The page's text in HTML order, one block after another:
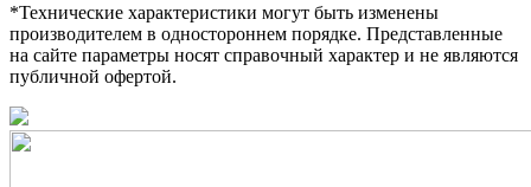
*Технические характеристики могут быть изменены
производителем в одностороннем порядке. Представленные
на сайте параметры носят справочный характер и не являются
публичной офертой.